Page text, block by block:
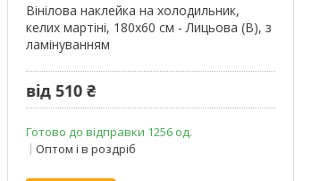
Вінілова наклейка на холодильник,
келих мартіні, 180х60 см - Лицьова (В), з
ламінуванням
від 510 ₴
Готово до відправки 1256 од.
Оптом і в роздріб